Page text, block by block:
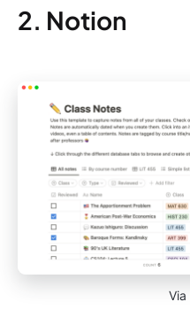
2. Notion
Via